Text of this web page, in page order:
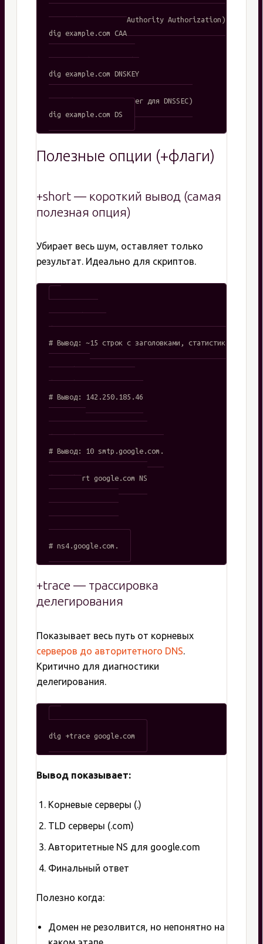
# CAA (Certificate Authority Authorization)
dig example.com CAA
# DNSKEY (для DNSSEC)
dig example.com DNSKEY
# DS (Delegation Signer для DNSSEC)
Полезные опции (+флаги)
+short — короткий вывод (самая
полезная опция)
Убирает весь шум, оставляет только
результат. Идеально для скриптов.
# Без +short
dig google.com
# Вывод: ~15 строк с заголовками, статистикой и т.д.
# С +short
dig +short google.com
# Вывод: 142.250.185.46
# Примеры
dig +short google.com MX
# Вывод: 10 smtp.google.com.
dig +short google.com NS
# Вывод:
# ns1.google.com.
# ns2.google.com.
# ns3.google.com.
+trace — трассировка
делегирования
Показывает весь путь от корневых
серверов до авторитетного DNS.
Критично для диагностики
делегирования.
Вывод показывает:
Корневые серверы (.)
TLD серверы (.com)
Авторитетные NS для google.com
Финальный ответ
Полезно когда:
Домен не резолвится, но непонятно на